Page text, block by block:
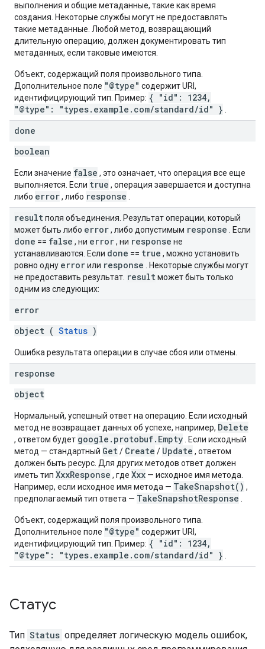
выполнения и общие метаданные, такие как время
создания. Некоторые службы могут не предоставлять
такие метаданные. Любой метод, возвращающий
длительную операцию, должен документировать тип
метаданных, если таковые имеются.
Объект, содержащий поля произвольного типа.
Дополнительное поле "@type" содержит URI,
идентифицирующий тип. Пример: { "id": 1234,
"@type": "types.example.com/standard/id" }
done
boolean
Если значение false , это означает, что операция все еще
выполняется. Если true , операция завершается и доступна
либо error, либо response
resultполя объединения. Результат операции, который
может быть либо error, либо допустимым response . Если
done == false , ни error, ни response не
устанавливаются. Если done == true , можно установить
ровно одну errorили response . Некоторые службы могут
не предоставить результат. resultможет быть только
одним из следующих:
error
object ( Status )
Ошибка результата операции в случае сбоя или отмены.
response
object
Нормальный, успешный ответ на операцию. Если исходный
метод не возвращает данных об успехе, например, Delete
, ответом будет google.protobuf.Empty . Если исходный
метод — стандартный Get/ Create / Update , ответом
должен быть ресурс. Для других методов ответ должен
иметь тип XxxResponse , где Xxx — исходное имя метода.
Например, если исходное имя метода — TakeSnapshot() ,
предполагаемый тип ответа — TakeSnapshotResponse
Объект, содержащий поля произвольного типа.
Дополнительное поле "@type" содержит URI,
идентифицирующий тип. Пример: { "id": 1234,
"@type": "types.example.com/standard/id" }
Статус
Тип Status определяет логическую модель ошибок,